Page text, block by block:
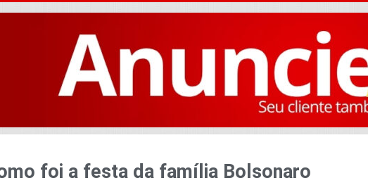
foi a festa da família Bolsonaro